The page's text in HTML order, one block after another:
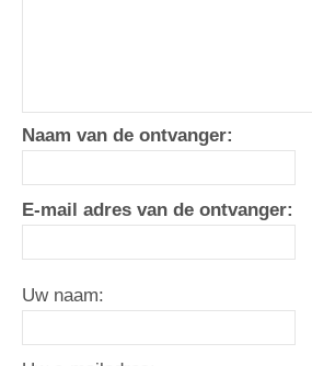
Naam van de ontvanger:
E-mail adres van de ontvanger:
Uw naam: